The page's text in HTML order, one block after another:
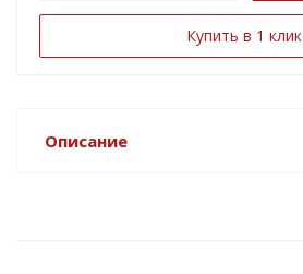
Купить в 1 клик
Описание